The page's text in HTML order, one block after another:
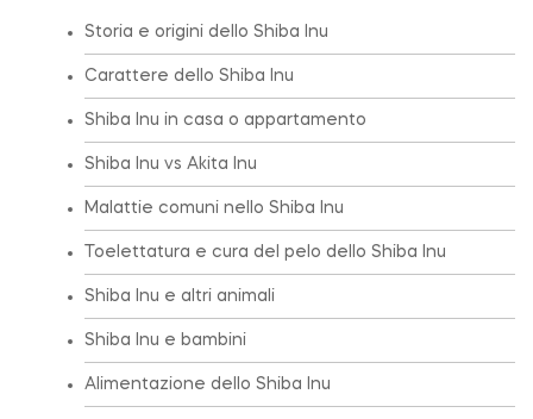
Storia e origini dello Shiba Inu
Carattere dello Shiba Inu
Shiba Inu in casa o appartamento
Shiba Inu vs Akita Inu
Malattie comuni nello Shiba Inu
Toelettatura e cura del pelo dello Shiba Inu
Shiba Inu e altri animali
Shiba Inu e bambini
Alimentazione dello Shiba Inu